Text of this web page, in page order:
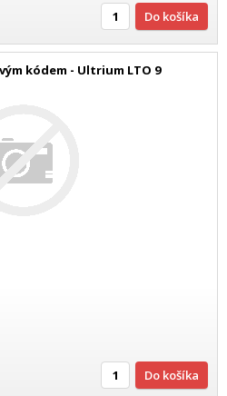
Do košíka
kódem - Ultrium LTO 9
Do košíka